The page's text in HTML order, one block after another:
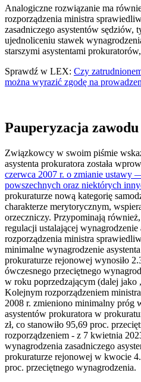
Analogiczne rozwiązanie ma
rozporządzenia ministra
zasadniczego asystentów sędziów,
ujednoliceniu stawek
starszymi asystentami
Sprawdź w LEX: Czy
można wyrazić zgodę na
Pauperyzacja zawodu
Związkowcy w swoim piśmie
asystenta prokuratora została
czerwca 2007 r. o zmianie ustawy
powszechnych oraz niektórych
prokuraturze nową kategorię
charakterze merytorycznym,
orzeczniczy. Przypominają
regulacji ustalającej
rozporządzenia ministra
minimalne wynagrodzenie
prokuraturze rejonowej wynosiło
ówczesnego przeciętnego
w roku poprzedzającym (dalej jako
Kolejnym rozporządzeniem
2008 r. zmieniono minimalny próg
asystentów prokuratora w
zł, co stanowiło 95,69 proc.
rozporządzeniem - z 7 kwietnia
wynagrodzenia zasadniczego
prokuraturze rejonowej w kwocie
proc. przeciętnego wynagrodzenia.